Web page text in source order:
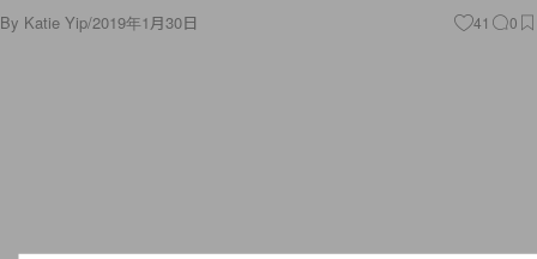
By Katie Yip/2019年1月30日 41 0